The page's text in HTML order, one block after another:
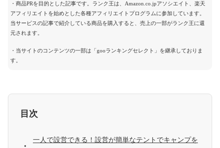
・商品PRを目的とした記事です。ランク王は、Amazon.co.jpアソシエイト、楽天
アフィリエイトを始めとした各種アフィリエイトプログラムに参加しています。
当サービスの記事で紹介している商品を購入すると、売上の一部がランク王に還
元されます。
・当サイトのコンテンツの一部は「gooランキングセレクト」を継承しておりま
す。
目次
一人で設営できる！設営が簡単なテントでキャンプを